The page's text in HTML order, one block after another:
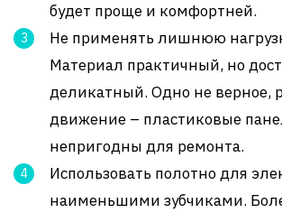
будет проще и комфортней.
Не применять лишнюю
Материал практичный, но
деликатный. Одно не верное,
движение – пластиковые
непригодны для ремонта.
Использовать полотно для
наименьшими зубчиками.